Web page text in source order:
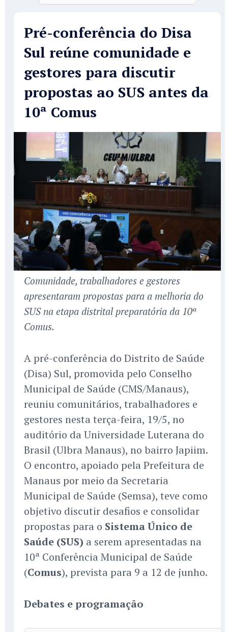
Pré-conferência do Disa
Sul reúne comunidade e
gestores para discutir
propostas ao SUS antes da
10ª Comus
Comunidade, trabalhadores e gestores
apresentaram propostas para a melhoria do
SUS na etapa distrital preparatória da 10ª
Comus.
A pré-conferência do Distrito de Saúde
(Disa) Sul, promovida pelo Conselho
Municipal de Saúde (CMS/Manaus),
reuniu comunitários, trabalhadores e
gestores nesta terça-feira, 19/5, no
auditório da Universidade Luterana do
Brasil (Ulbra Manaus), no bairro Japiim.
O encontro, apoiado pela Prefeitura de
Manaus por meio da Secretaria
Municipal de Saúde (Semsa), teve como
objetivo discutir desafios e consolidar
propostas para o Sistema Único de
Saúde (SUS) a serem apresentadas na
10ª Conferência Municipal de Saúde
(Comus), prevista para 9 a 12 de junho.
Debates e programação